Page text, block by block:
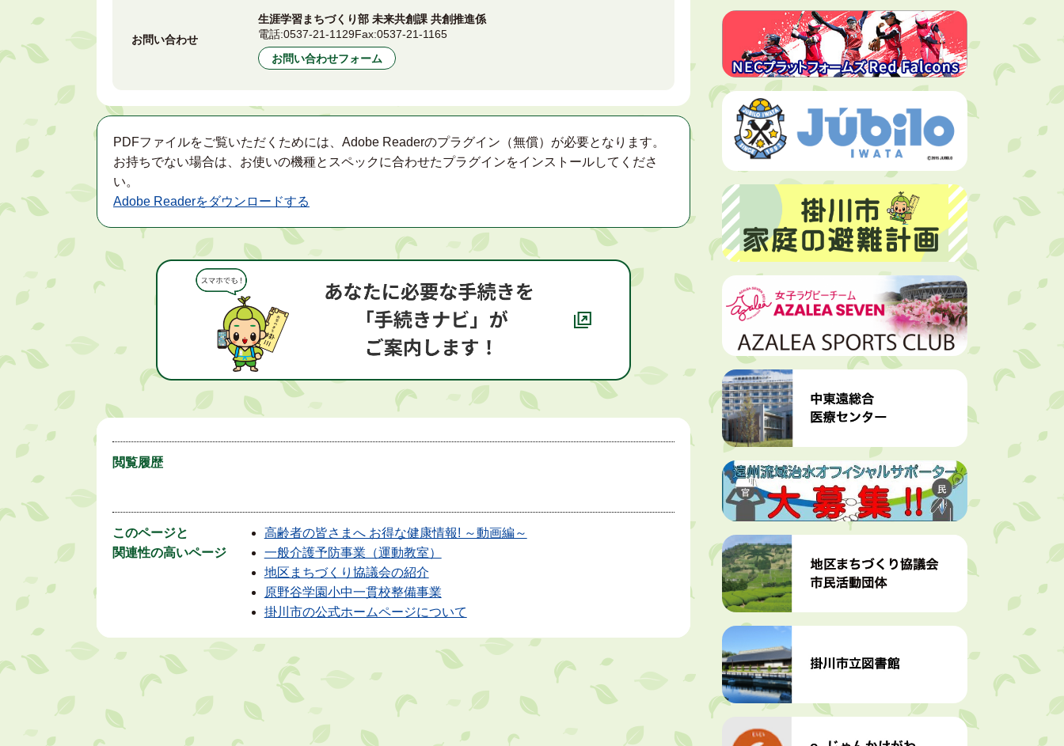
お問い合わせ
生涯学習まちづくり部 未来共創課 共創推進係
電話:0537-21-1129Fax:0537-21-1165
お問い合わせフォーム
PDFファイルをご覧いただくためには、Adobe Readerのプラグイン（無償）が必要となります。
お持ちでない場合は、お使いの機種とスペックに合わせたプラグインをインストールしてくださ
い。
Adobe Readerをダウンロードする
閲覧履歴
このページと
関連性の高いページ
高齢者の皆さまへ お得な健康情報! ～動画編～
一般介護予防事業（運動教室）
地区まちづくり協議会の紹介
原野谷学園小中一貫校整備事業
掛川市の公式ホームページについて
2026年8月4日
夏季休暇期間 開業医等診療予定
2026年8月3日
「水道カルテ」の公表について
2026年8月3日
企業版ふるさと納税（地方創生応援
税制）のお願い
2026年8月3日
【参加者募集】プロ棋士から学ぼ
う！はじめての将棋教室